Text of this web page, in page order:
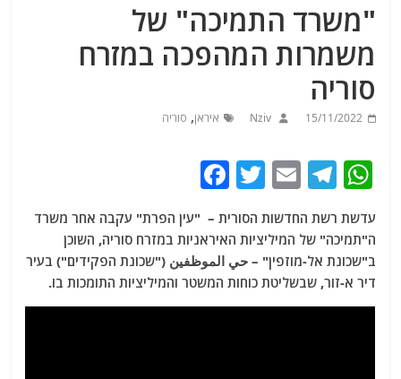
"משרד התמיכה" של
משמרות המהפכה במזרח
סוריה
15/11/2022
Nziv איראן, סוריה
W
at
s
A
p
T
e
g
ra
m
E
ai
l
T
itt
er
c
e
b
o
עדשת רשת החדשות הסורית – "עין הפרת" עקבה אחר משרד
ה"תמיכה" של המיליציות האיראניות במזרח סוריה, השוכן
ב"שכונת אל-מוזפין" – حي الموظفين ("שכונת הפקידים") בעיר
דיר א-זור, שבשליטת כוחות המשטר והמיליציות התומכות בו.